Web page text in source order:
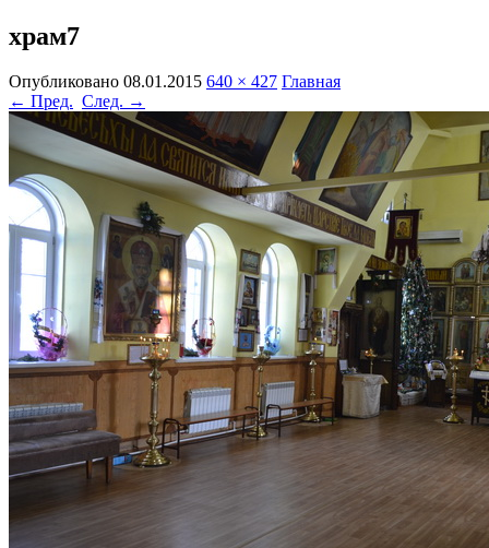
храм7
Опубликовано 08.01.2015 640 × 427 Главная
← Пред. След. →